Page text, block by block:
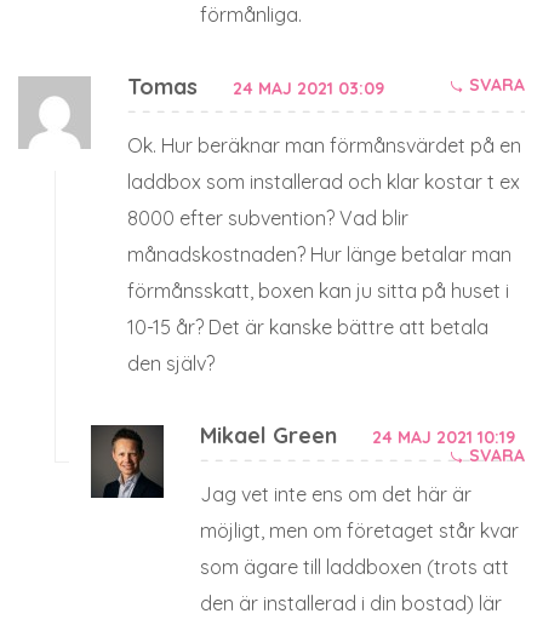
förmånliga.
Tomas 24 MAJ 2021 03:09 SVARA
Ok. Hur beräknar man förmånsvärdet på en
laddbox som installerad och klar kostar t ex
8000 efter subvention? Vad blir
månadskostnaden? Hur länge betalar man
förmånsskatt, boxen kan ju sitta på huset i
10-15 år? Det är kanske bättre att betala
den själv?
Mikael Green
24 MAJ 2021 10:19
SVARA
Jag vet inte ens om det här är
möjligt, men om företaget står kvar
som ägare till laddboxen (trots att
den är installerad i din bostad) lär